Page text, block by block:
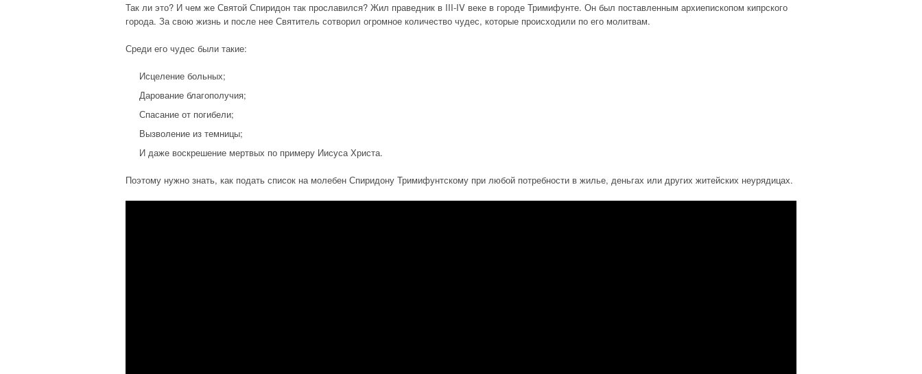
Так ли это? И чем же Святой Спиридон так прославился? Жил праведник в III-IV веке в городе Тримифунте. Он был поставленным архиепископом кипрского
города. За свою жизнь и после нее Святитель сотворил огромное количество чудес, которые происходили по его молитвам.
Среди его чудес были такие:
Исцеление больных;
Дарование благополучия;
Спасание от погибели;
Вызволение из темницы;
И даже воскрешение мертвых по примеру Иисуса Христа.
Поэтому нужно знать, как подать список на молебен Спиридону Тримифунтскому при любой потребности в жилье, деньгах или других житейских неурядицах.